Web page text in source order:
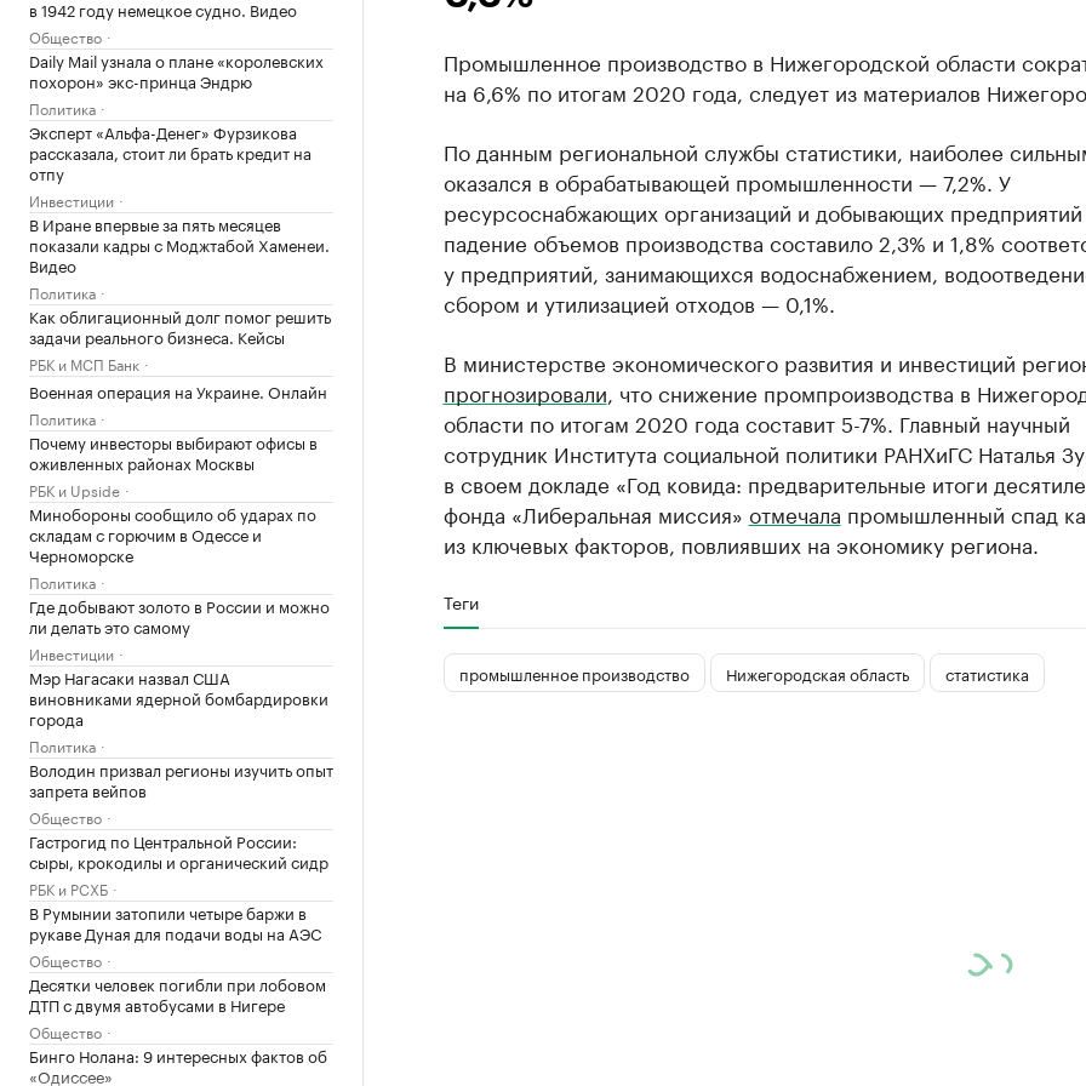
в 1942 году немецкое судно. Видео
Общество
Daily Mail узнала о плане «королевских
похорон» экс-принца Эндрю
Политика
Эксперт «Альфа-Денег» Фурзикова
рассказала, стоит ли брать кредит на
отпу
Инвестиции
В Иране впервые за пять месяцев
показали кадры с Моджтабой Хаменеи.
Видео
Политика
Как облигационный долг помог решить
задачи реального бизнеса. Кейсы
РБК и МСП Банк
Военная операция на Украине. Онлайн
Политика
Почему инвесторы выбирают офисы в
оживленных районах Москвы
РБК и Upside
Минобороны сообщило об ударах по
складам с горючим в Одессе и
Черноморске
Политика
Где добывают золото в России и можно
ли делать это самому
Инвестиции
Мэр Нагасаки назвал США
виновниками ядерной бомбардировки
города
Политика
Володин призвал регионы изучить опыт
запрета вейпов
Общество
Гастрогид по Центральной России:
сыры, крокодилы и органический сидр
РБК и РСХБ
В Румынии затопили четыре баржи в
рукаве Дуная для подачи воды на АЭС
Общество
Десятки человек погибли при лобовом
ДТП с двумя автобусами в Нигере
Общество
Бинго Нолана: 9 интересных фактов об
«Одиссее»
Промышленное производство в Нижегородской области
на 6,6% по итогам 2020 года, следует из материалов
По данным региональной службы статистики, наиболее
оказался в обрабатывающей промышленности — 7,2%. У
ресурсоснабжающих организаций и добывающих предприятий
падение объемов производства составило 2,3% и 1,8%
у предприятий, занимающихся водоснабжением,
сбором и утилизацией отходов — 0,1%.
В министерстве экономического развития и инвестиций
прогнозировали , что снижение промпроизводства в
области по итогам 2020 года составит 5-7%. Главный научный
сотрудник Института социальной политики РАНХиГС Наталья
в своем докладе «Год ковида: предварительные итоги
фонда «Либеральная миссия» отмечала промышленный спад
из ключевых факторов, повлиявших на экономику региона.
Теги
промышленное производство Нижегородская область статистика